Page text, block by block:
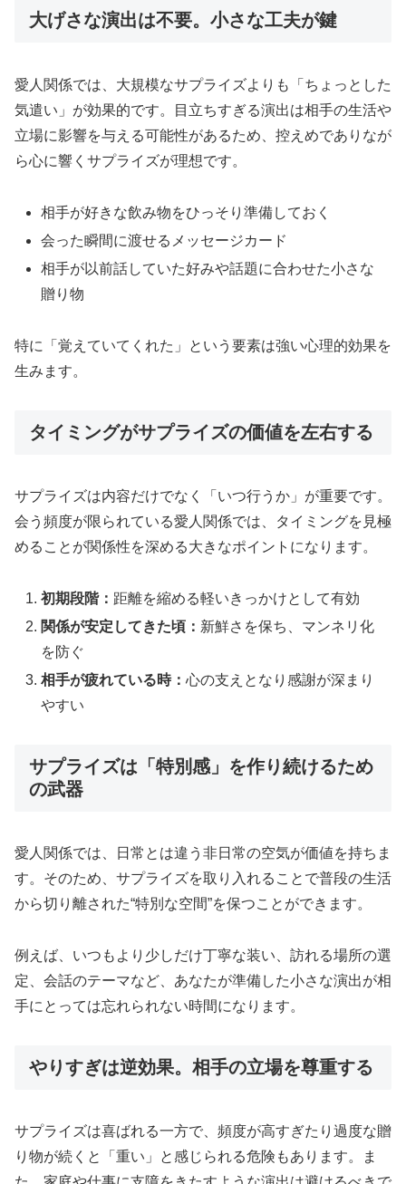
大げさな演出は不要。小さな工夫が鍵
愛人関係では、大規模なサプライズよりも「ちょっとした
気遣い」が効果的です。目立ちすぎる演出は相手の生活や
立場に影響を与える可能性があるため、控えめでありなが
ら心に響くサプライズが理想です。
相手が好きな飲み物をひっそり準備しておく
会った瞬間に渡せるメッセージカード
相手が以前話していた好みや話題に合わせた小さな
贈り物
特に「覚えていてくれた」という要素は強い心理的効果を
生みます。
タイミングがサプライズの価値を左右する
サプライズは内容だけでなく「いつ行うか」が重要です。
会う頻度が限られている愛人関係では、タイミングを見極
めることが関係性を深める大きなポイントになります。
初期段階： 距離を縮める軽いきっかけとして有効
関係が安定してきた頃： 新鮮さを保ち、マンネリ化
を防ぐ
相手が疲れている時：心の支えとなり感謝が深まり
やすい
サプライズは「特別感」を作り続けるため
の武器
愛人関係では、日常とは違う非日常の空気が価値を持ちま
す。そのため、サプライズを取り入れることで普段の生活
から切り離された“特別な空間”を保つことができます。
例えば、いつもより少しだけ丁寧な装い、訪れる場所の選
定、会話のテーマなど、あなたが準備した小さな演出が相
手にとっては忘れられない時間になります。
やりすぎは逆効果。相手の立場を尊重する
サプライズは喜ばれる一方で、頻度が高すぎたり過度な贈
り物が続くと「重い」と感じられる危険もあります。ま